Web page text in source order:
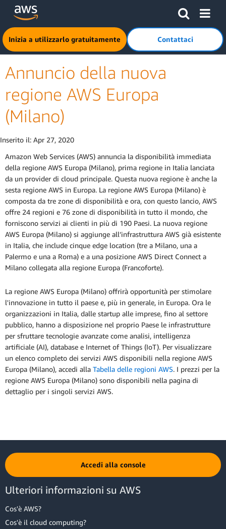
Passa al contenuto principale
Fai clic qui per tornare alla home page di Amazon Web
Inizia a utilizzarlo gratuitamente Contattaci
Annuncio della nuova
regione AWS Europa
(Milano)
Inserito il: Apr 27, 2020
Amazon Web Services (AWS) annuncia la disponibilità immediata
della regione AWS Europa (Milano), prima regione in Italia lanciata
da un provider di cloud principale. Questa nuova regione è anche la
sesta regione AWS in Europa. La regione AWS Europa (Milano) è
composta da tre zone di disponibilità e ora, con questo lancio, AWS
offre 24 regioni e 76 zone di disponibilità in tutto il mondo, che
forniscono servizi ai clienti in più di 190 Paesi. La nuova regione
AWS Europa (Milano) si aggiunge all’infrastruttura AWS già esistente
in Italia, che include cinque edge location (tre a Milano, una a
Palermo e una a Roma) e a una posizione AWS Direct Connect a
Milano collegata alla regione Europa (Francoforte).
La regione AWS Europa (Milano) offrirà opportunità per stimolare
l'innovazione in tutto il paese e, più in generale, in Europa. Ora le
organizzazioni in Italia, dalle startup alle imprese, fino al settore
pubblico, hanno a disposizione nel proprio Paese le infrastrutture
per sfruttare tecnologie avanzate come analisi, intelligenza
artificiale (AI), database e Internet of Things (IoT). Per visualizzare
un elenco completo dei servizi AWS disponibili nella regione AWS
Europa (Milano), accedi alla Tabella delle regioni AWS. I prezzi per la
regione AWS Europa (Milano) sono disponibili nella pagina di
dettaglio per i singoli servizi AWS.
Accedi alla console
Ulteriori informazioni su AWS
Cos'è AWS?
Cos'è il cloud computing?